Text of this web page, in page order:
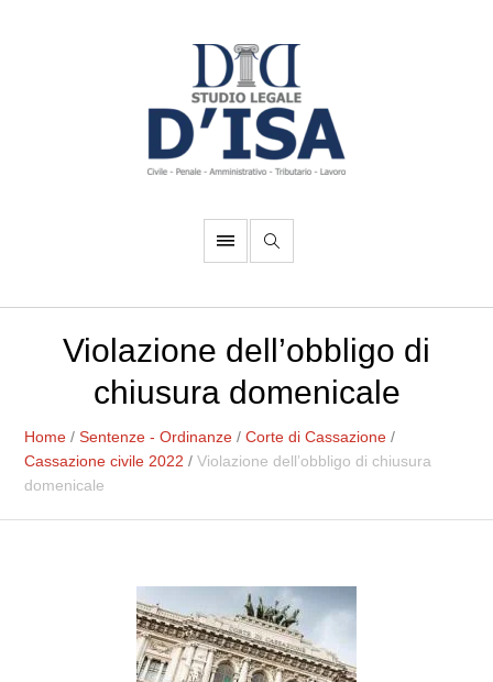
Violazione dell’obbligo di
chiusura domenicale
Home /Sentenze - Ordinanze /Corte di Cassazione /
Cassazione civile 2022 /Violazione dell’obbligo di chiusura
domenicale